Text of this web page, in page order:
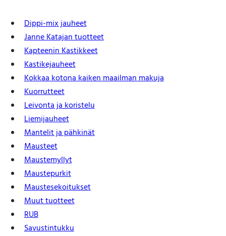
Dippi-mix jauheet
Janne Katajan tuotteet
Kapteenin Kastikkeet
Kastike­jauheet
Kokkaa kotona kaiken maailman makuja
Kuorrutteet
Leivonta ja koristelu
Liemijauheet
Mantelit ja pähkinät
Mausteet
Maustemyllyt
Maustepurkit
Mauste­sekoitukset
Muut tuotteet
RUB
Savustintukku